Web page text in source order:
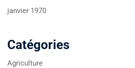
janvier 1970
Catégories
Agriculture